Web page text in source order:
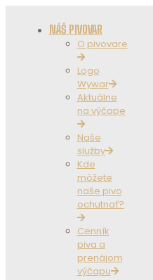
NÁŠ PIVOVAR
O pivovare
Logo
Wywar
Aktuálne
na výčape
Naše
služby
Kde
môžete
naše pivo
ochutnať?
Cenník
piva a
prenájom
výčapu